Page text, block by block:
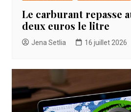
Le carburant repasse
deux euros le litre
Jena Setlia 16 juillet 2026